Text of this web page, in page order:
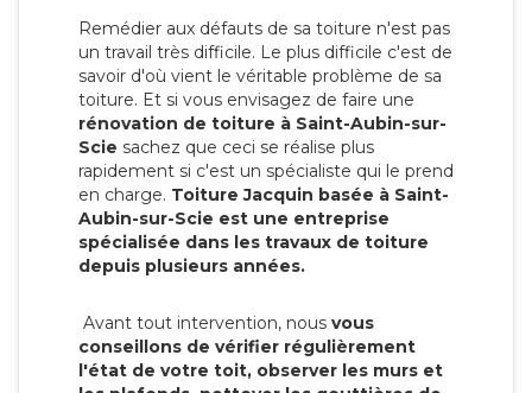
Remédier aux défauts de sa toiture n'est pas
un travail très difficile. Le plus difficile c'est de
savoir d'où vient le véritable problème de sa
toiture. Et si vous envisagez de faire une
rénovation de toiture à Saint-Aubin-sur-
Scie sachez que ceci se réalise plus
rapidement si c'est un spécialiste qui le prend
en charge. Toiture Jacquin basée à Saint-
Aubin-sur-Scie est une entreprise
spécialisée dans les travaux de toiture
depuis plusieurs années.
Avant tout intervention, nous vous
conseillons de vérifier régulièrement
l'état de votre toit, observer les murs et